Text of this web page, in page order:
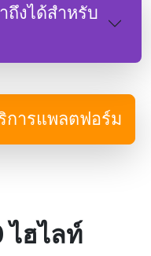
ถึงได้สําหรับ
การแพลตฟอร์ม
ฮไลท์